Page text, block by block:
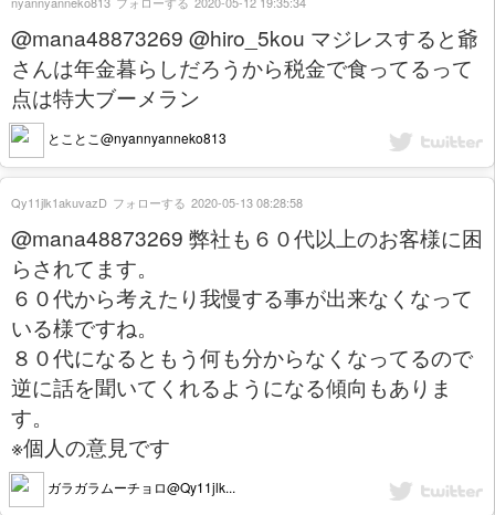
@mana48873269 @hiro_5kou マジレスすると爺
さんは年金暮らしだろうから税金で食ってるって
点は特大ブーメラン
とことこ@nyannyanneko813
@mana48873269 弊社も６０代以上のお客様に困
らされてます。
６０代から考えたり我慢する事が出来なくなって
いる様ですね。
８０代になるともう何も分からなくなってるので
逆に話を聞いてくれるようになる傾向もありま
す。
※個人の意見です
ガラガラムーチョロ@Qy11jlk...
Qy11jlk1akuvazD フォローする 2020-05-13 08:28:58